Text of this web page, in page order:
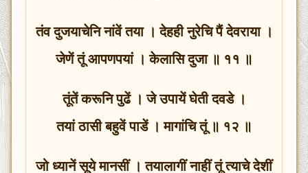
तंव दुजयाचेनि नांवें तया । देहही नुरेचि पैं देवराया ।
जेणें तूं आपणपयां । केलासि दुजा ॥ ११ ॥
तूंतें करूनि पुढें । जे उपायें घेती दवडे ।
तयां ठासी बहुवें पाडें । मागांचि तूं ॥ १२ ॥
जो ध्यानें सूये मानसीं । तयालागीं नाहीं तूं त्याचे देशीं